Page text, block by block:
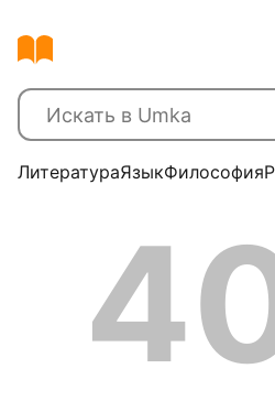
ЛитератураЯзыкФилософия